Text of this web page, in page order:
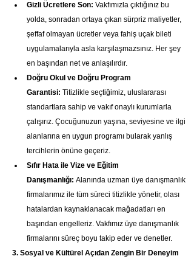
Gizli Ücretlere Son: Vakfımızla çıktığınız bu
yolda, sonradan ortaya çıkan sürpriz maliyetler,
şeffaf olmayan ücretler veya fahiş uçak bileti
uygulamalarıyla asla karşılaşmazsınız. Her şey
en başından net ve anlaşılırdır.
Doğru Okul ve Doğru Program
Garantisi: Titizlikle seçtiğimiz, uluslararası
standartlara sahip ve vakıf onaylı kurumlarla
çalışırız. Çocuğunuzun yaşına, seviyesine ve ilgi
alanlarına en uygun programı bularak yanlış
tercihlerin önüne geçeriz.
Sıfır Hata ile Vize ve Eğitim
Danışmanlığı: Alanında uzman üye danışmanlık
firmalarımız ile tüm süreci titizlikle yönetir, olası
hatalardan kaynaklanacak mağadatları en
başından engelleriz. Vakfımız üye danışmanlık
firmalarını süreç boyu takip eder ve denetler.
3. Sosyal ve Kültürel Açıdan Zengin Bir Deneyim